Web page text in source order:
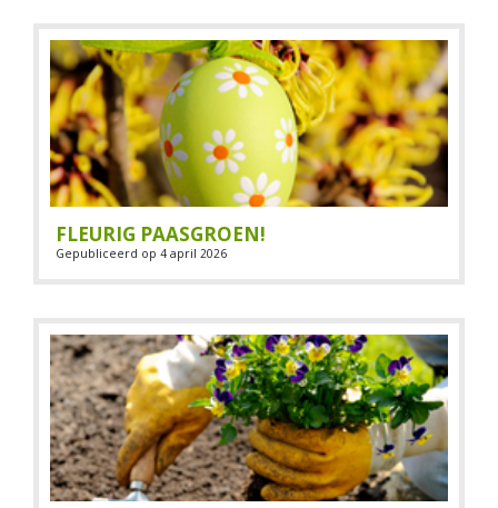
FLEURIG PAASGROEN!
Gepubliceerd op 4 april 2026